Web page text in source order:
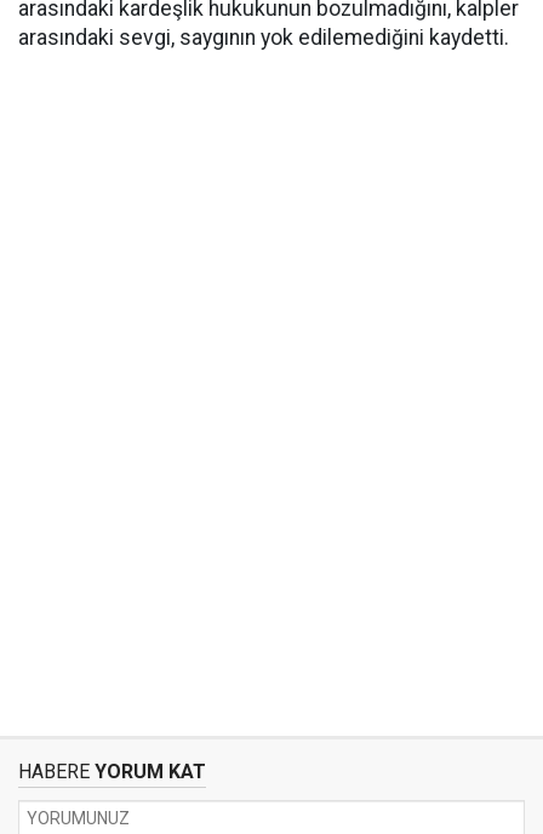
arasındaki kardeşlik hukukunun bozulmadığını, kalpler
arasındaki sevgi, saygının yok edilemediğini kaydetti.
HABERE YORUM KAT